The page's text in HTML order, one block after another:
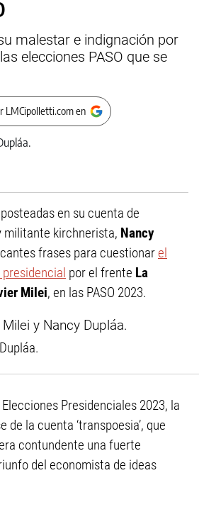
malestar e indignación por
elecciones PASO que se
LMCipolletti.com en
en su cuenta de
militante kirchnerista, Nancy
frases para cuestionar el
por el frente La
Milei, en las PASO 2023.
Presidenciales 2023, la
de la cuenta ‘transpoesia’, que
contundente una fuerte
del economista de ideas